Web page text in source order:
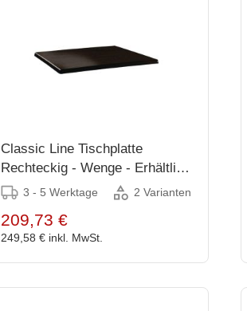
Classic Line Tischplatte
Rechteckig - Wenge - Erhältlich
in 2 Größen
3 - 5 Werktage 2 Varianten
209,73 €
249,58 € inkl. MwSt.